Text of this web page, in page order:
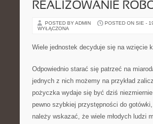
REALIZOWANIE
POSTED BY ADMIN POSTED ON SIE -
WYŁĄCZONA
Wiele jednostek decyduje się na wzięcie
Odpowiednio starać się patrzeć na
jednych z nich możemy na przykład
pożyczka wydaje się być dziś
pewno szybkiej przystępności do
należy wskazać, że wiele młodych ludzi